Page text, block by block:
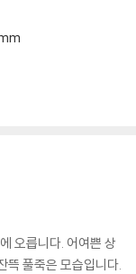
오릅니다. 어여쁜 상
뜩 풀죽은 모습입니다.